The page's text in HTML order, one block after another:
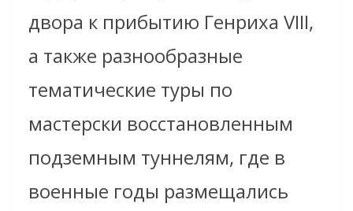
двора к прибытию Генриха VIII,
а также разнообразные
тематические туры по
мастерски восстановленным
подземным туннелям, где в
военные годы размещались